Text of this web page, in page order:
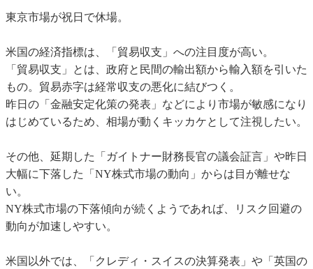
東京市場が祝日で休場。
米国の経済指標は、「貿易収支」への注目度が高い。
「貿易収支」とは、政府と民間の輸出額から輸入額を引いた
もの。貿易赤字は経常収支の悪化に結びつく。
昨日の「金融安定化策の発表」などにより市場が敏感になり
はじめているため、相場が動くキッカケとして注視したい。
その他、延期した「ガイトナー財務長官の議会証言」や昨日
大幅に下落した「NY株式市場の動向」からは目が離せな
い。
NY株式市場の下落傾向が続くようであれば、リスク回避の
動向が加速しやすい。
米国以外では、「クレディ・スイスの決算発表」や「英国の